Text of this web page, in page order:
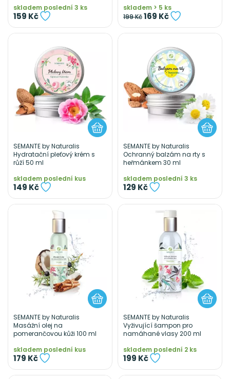
skladem poslední 3 ks
159 Kč
skladem > 5 ks
199 Kč169 Kč
SEMANTE by Naturalis
Hydratační pleťový krém s
růží 50 ml
skladem poslední kus
149 Kč
SEMANTE by Naturalis
Ochranný balzám na rty s
heřmánkem 30 ml
skladem poslední 3 ks
129 Kč
SEMANTE by Naturalis
Masážní olej na
pomerančovou kůži 100 ml
skladem poslední kus
179 Kč
SEMANTE by Naturalis
Vyživující šampon pro
namáhané vlasy 200 ml
skladem poslední 2 ks
199 Kč